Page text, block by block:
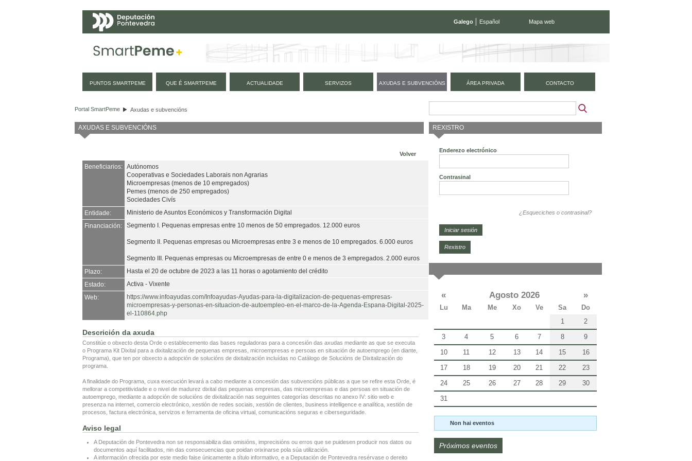
Galego Español Mapa web
PUNTOS SMARTPEME QUE É SMARTPEME ACTUALIDADE SERVIZOS AXUDAS E SUBVENCIÓNS ÁREA PRIVADA CONTACTO
Portal SmartPeme Axudas e subvencións
AXUDAS E SUBVENCIÓNS
Volver
Beneficiarios: Autónomos
Cooperativas e Sociedades Laborais non Agrarias
Microempresas (menos de 10 empregados)
Pemes (menos de 250 empregados)
Sociedades Civís
Entidade:
Ministerio de Asuntos Económicos y Transformación Digital
Financiación:
Segmento I. Pequenas empresas entre 10 menos de 50 empregados. 12.000 euros
Segmento II. Pequenas empresas ou Microempresas entre 3 e menos de 10 empregados. 6.000 euros
Segmento III. Pequenas empresas ou Microempresas de entre 0 e menos de 3 empregados. 2.000 euros
Plazo:
Hasta el 20 de octubre de 2023 a las 11 horas o agotamiento del crédito
Estado:
Activa - Vixente
Web:
https://www.infoayudas.com/Infoayudas-Ayudas-para-la-digitalizacion-de-pequenas-empresas-
microempresas-y-personas-en-situacion-de-autoempleo-en-el-marco-de-la-Agenda-Espana-Digital-2025-
el-110864.php
Descrición da axuda
Constitúe o obxecto desta Orde o establecemento das bases reguladoras para a concesión das axudas mediante as que se executa
o Programa Kit Dixital para a dixitalización de pequenas empresas, microempresas e persoas en situación de autoemprego (en diante,
Programa), que ten por obxecto a adopción de solucións de dixitalización incluídas no Catálogo de Solucións de Dixitalización do
programa.
A finalidade do Programa, cuxa execución levará a cabo mediante a concesión das subvencións públicas a que se refire esta Orde, é
mellorar a competitividade e o nivel de madurez dixital das pequenas empresas, das microempresas e das persoas en situación de
autoemprego, mediante a adopción de solucións de dixitalización nas seguintes categorías descritas no anexo IV: sitio web e
presenza na internet, comercio electrónico, xestión de redes sociais, xestión de clientes, business intelligence e analítica, xestión de
procesos, factura electrónica, servizos e ferramenta de oficina virtual, comunicacións seguras e ciberseguridade.
Aviso legal
A Deputación de Pontevedra non se responsabiliza das omisións, imprecisións ou erros que se puidesen producir nos datos ou
documentos aquí facilitados, nin das consecuencias que poidan orixinarse pola súa utilización.
A información ofrecida por este medio faise únicamente a título informativo, e a Deputación de Pontevedra resérvase o dereito
REXISTRO
Enderezo electrónico
Contrasinal
¿Esqueciches o contrasinal?
Rexistro
« Agosto 2026 »
Lu Ma Me Xo Ve Sa
Do
1
2
3
4 5 6 7 8
9
10
11 12 13 14 15
16
17
18 19 20 21 22
23
24
25 26 27 28 29
30
31
Non hai eventos
Próximos eventos